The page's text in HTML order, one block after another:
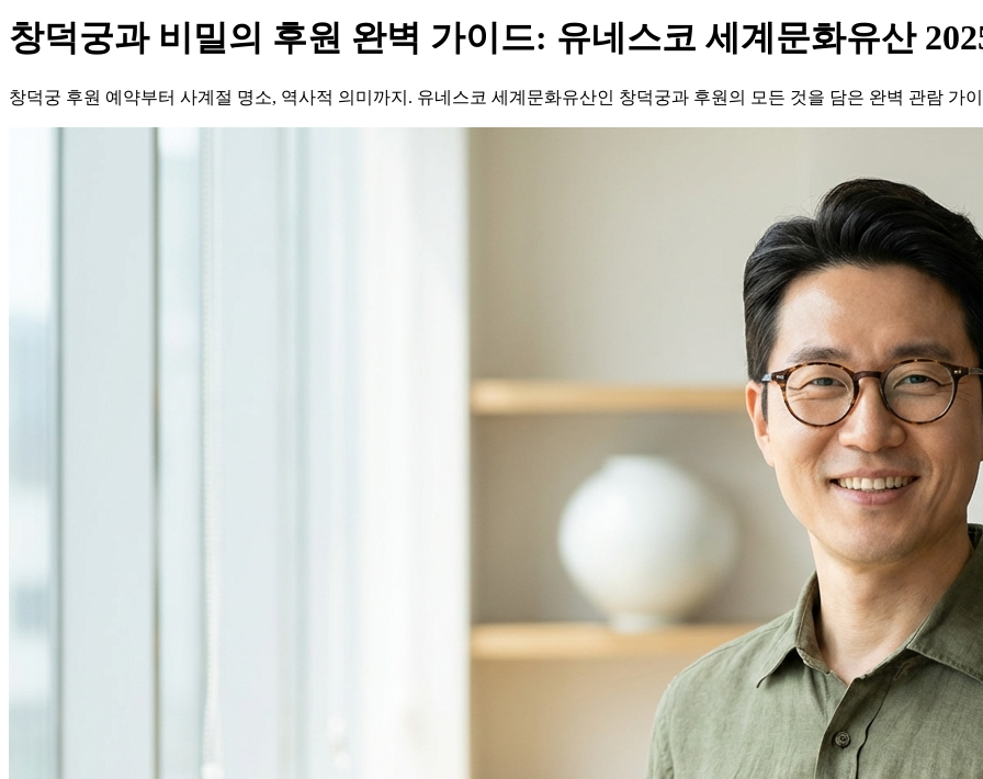
창덕궁과 비밀의 후원 완벽 가이드: 유네스코 세계문화유산
창덕궁 후원 예약부터 사계절 명소, 역사적 의미까지. 유네스코 세계문화유산인 창덕궁과 후원의 모든 것을 담은 완벽 관람 가